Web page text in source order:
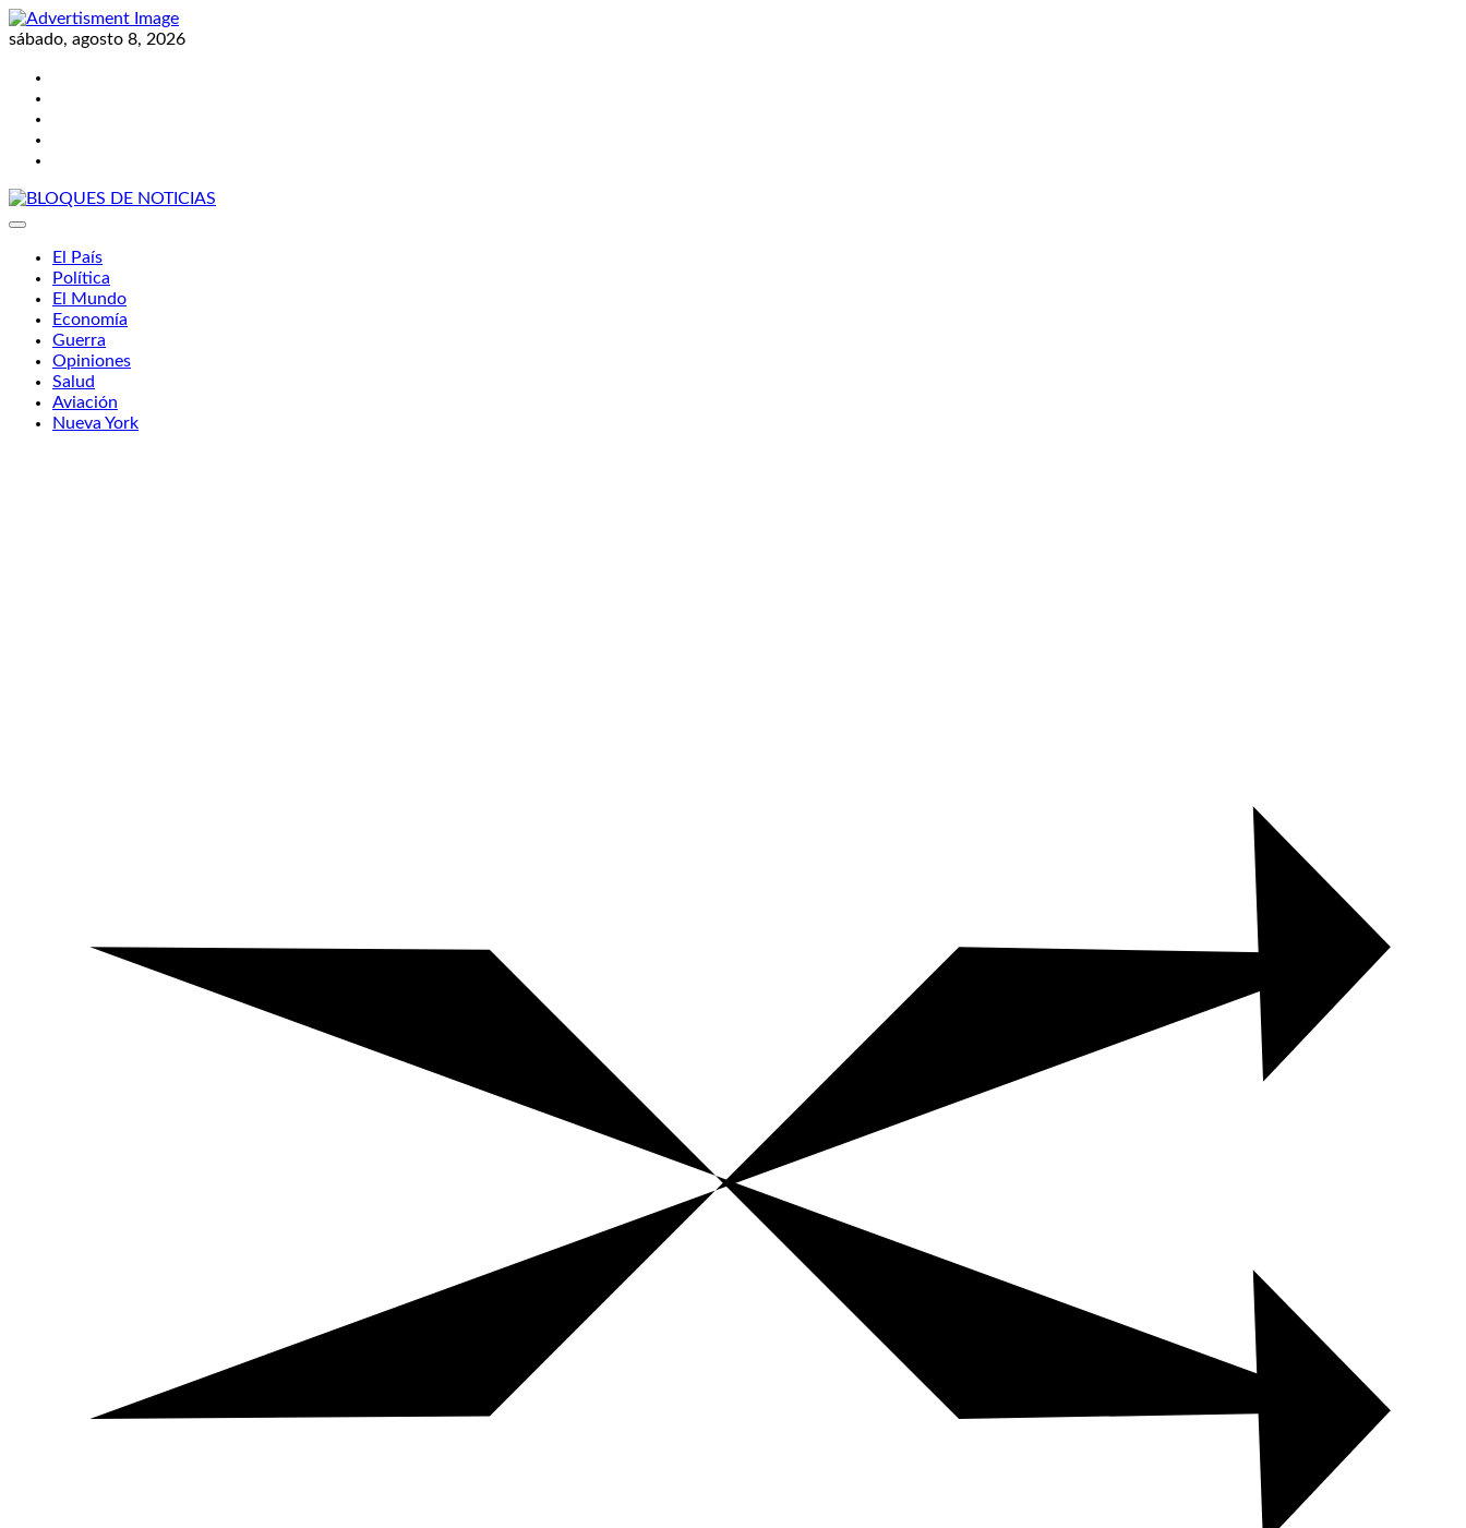
Skip
to
sábado, agosto 8, 2026
El País
Política
El Mundo
Economía
Guerra
Opiniones
Salud
Aviación
Nueva York